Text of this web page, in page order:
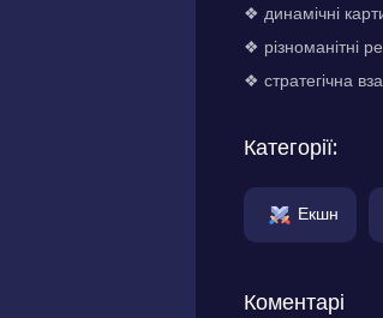
❖ динамічні
❖ різноманітні
❖ стратегічна
Категорії:
Екшн
Коментарі